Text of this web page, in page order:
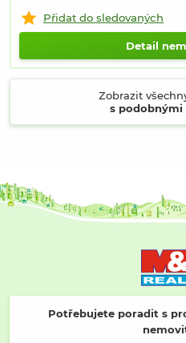
Přidat do sledovaných
Detail
Zobrazit
s
Potřebujete poradit s